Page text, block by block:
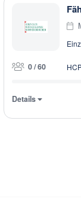
0 / 60
Details